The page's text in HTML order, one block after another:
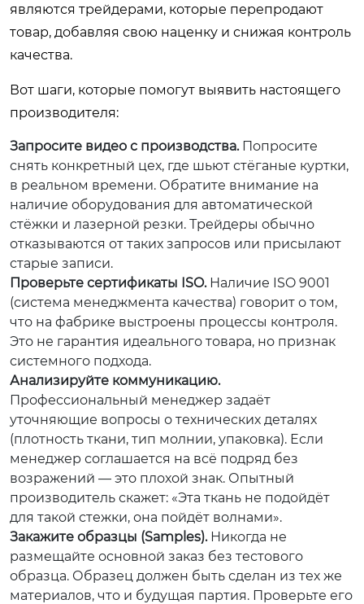
являются трейдерами, которые перепродают
товар, добавляя свою наценку и снижая контроль
качества.
Вот шаги, которые помогут выявить настоящего
производителя:
Запросите видео с производства.Попросите
снять конкретный цех, где шьют стёганые куртки,
в реальном времени. Обратите внимание на
наличие оборудования для автоматической
стёжки и лазерной резки. Трейдеры обычно
отказываются от таких запросов или присылают
старые записи.
Проверьте сертификаты ISO.Наличие ISO 9001
(система менеджмента качества) говорит о том,
что на фабрике выстроены процессы контроля.
Это не гарантия идеального товара, но признак
системного подхода.
Анализируйте коммуникацию.
Профессиональный менеджер задаёт
уточняющие вопросы о технических деталях
(плотность ткани, тип молнии, упаковка). Если
менеджер соглашается на всё подряд без
возражений — это плохой знак. Опытный
производитель скажет: «Эта ткань не подойдёт
для такой стежки, она пойдёт волнами».
Закажите образцы (Samples).Никогда не
размещайте основной заказ без тестового
образца. Образец должен быть сделан из тех же
материалов, что и будущая партия. Проверьте его